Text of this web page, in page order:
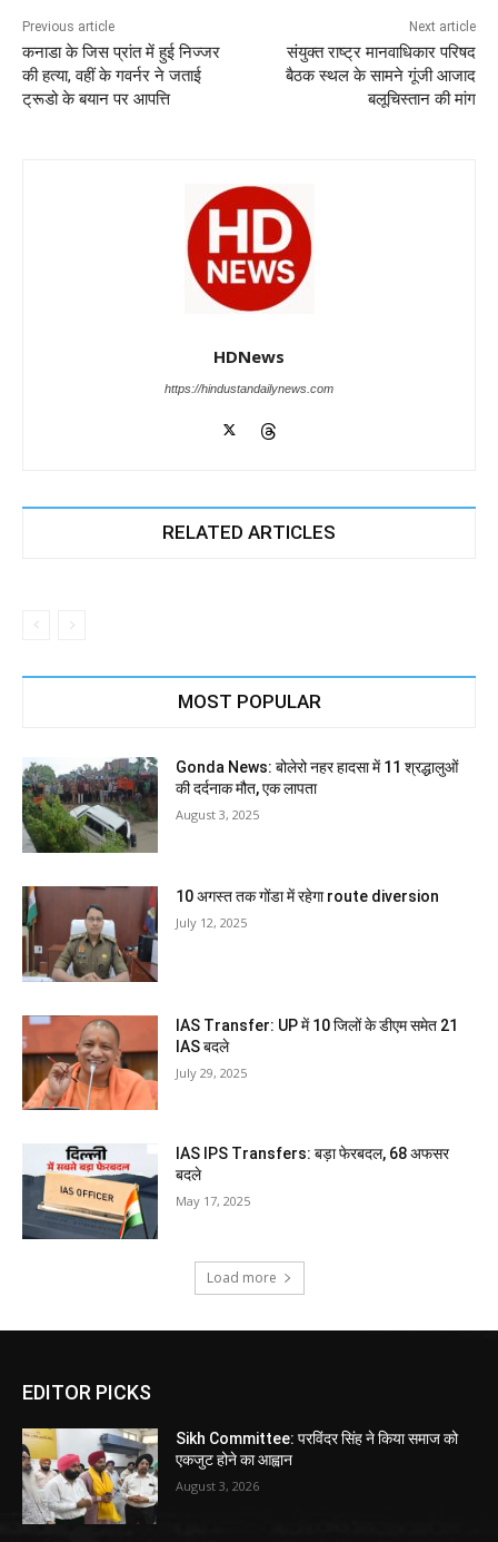
o
o
k
p
p
n
m
Previous article
कनाडा के जिस प्रांत में हुई निज्जर
की हत्या, वहीं के गवर्नर ने जताई
ट्रूडो के बयान पर आपत्ति
Next article
संयुक्त राष्ट्र मानवाधिकार परिषद
बैठक स्थल के सामने गूंजी आजाद
बलूचिस्तान की मांग
HDNews
https://hindustandailynews.com
RELATED ARTICLES
MOST POPULAR
Gonda News: बोलेरो नहर हादसा में 11 श्रद्धालुओं
की दर्दनाक मौत, एक लापता
August 3, 2025
10 अगस्त तक गोंडा में रहेगा route diversion
July 12, 2025
IAS Transfer: UP में 10 जिलों के डीएम समेत 21
IAS बदले
July 29, 2025
IAS IPS Transfers: बड़ा फेरबदल, 68 अफसर
बदले
May 17, 2025
Load more
EDITOR PICKS
Sikh Committee: परविंदर सिंह ने किया समाज को
एकजुट होने का आह्वान
August 3, 2026